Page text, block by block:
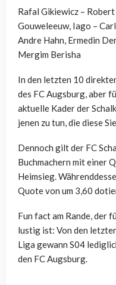
Rafal Gikiewicz –
Gouweleeuw, Iago –
Andre Hahn, Ermedin
Mergim Berisha
In den letzten 10
des FC Augsburg, aber
aktuelle Kader der
jenen zu tun, die diese
Dennoch gilt der FC
Buchmachern mit einer
Heimsieg.
Quote von um 3,60
Fun fact am Rande, der
lustig ist: Von den
Liga gewann S04
den FC Augsburg.